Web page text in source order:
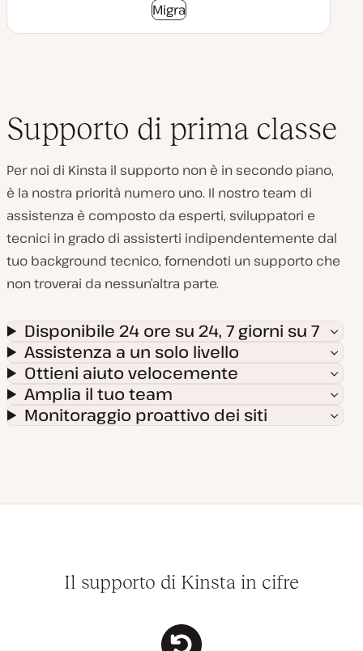
Migra
Supporto di prima classe
Per noi di Kinsta il supporto non è in secondo piano,
è la nostra priorità numero uno. Il nostro team di
assistenza è composto da esperti, sviluppatori e
tecnici in grado di assisterti indipendentemente dal
tuo background tecnico, fornendoti un supporto che
non troverai da nessun’altra parte.
Disponibile 24 ore su 24, 7 giorni su 7
Assistenza a un solo livello
Ottieni aiuto velocemente
Amplia il tuo team
Monitoraggio proattivo dei siti
Il supporto di Kinsta in cifre